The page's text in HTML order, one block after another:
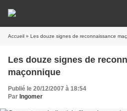
Accueil » Les douze signes de reconnaissance
Les douze signes de
maçonnique
Publié le 20/12/2007 à 18:54
Par Ingomer